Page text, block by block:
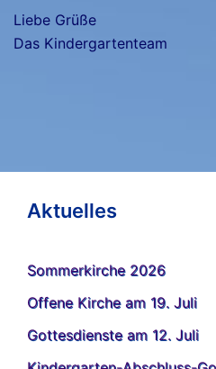
Liebe Grüße
Das Kindergartenteam
Aktuelles
Sommerkirche 2026
Offene Kirche am 19. Juli
Gottesdienste am 12. Juli